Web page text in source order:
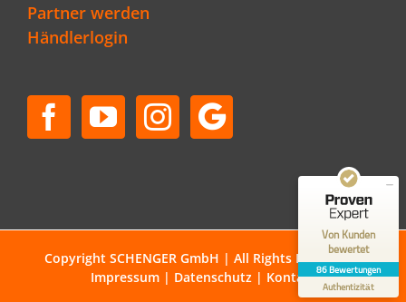
Partner werden
Händlerlogin
Copyright SCHENGER GmbH | All Rights Reserved |
Impressum| Datenschutz| Kontakt
Von Kunden
bewertet
86 Bewertungen
Authentizität
SEHR GUT
50
Bewertungen auf
ProvenExpert.com
Blick aufs ProvenExpert-Profil werfen